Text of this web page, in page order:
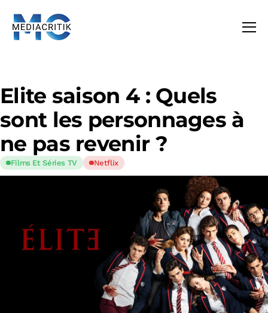
Elite saison 4 : Quels
sont les personnages à
ne pas revenir ?
Films Et Séries TV Netflix